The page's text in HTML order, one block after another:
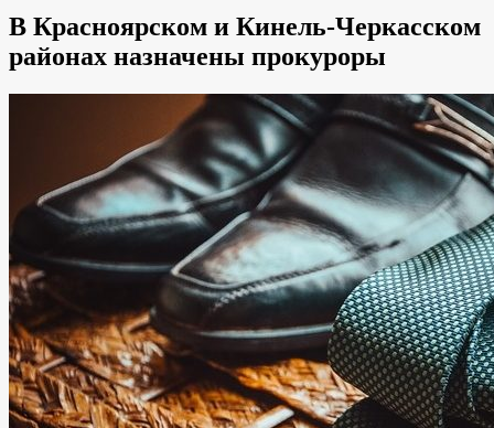
В Красноярском и Кинель-Черкасском
районах назначены прокуроры